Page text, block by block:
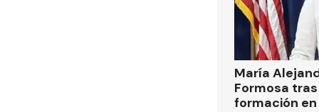
María
Formosa
formación